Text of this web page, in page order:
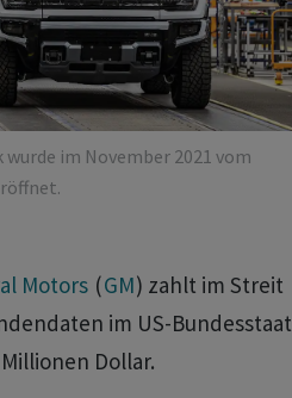
im November 2021 vom
Motors (GM) zahlt im Streit
⁠im US-Bundesstaat
⁠Dollar.